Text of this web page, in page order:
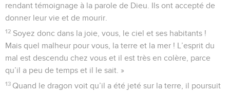
rendant témoignage à la parole de Dieu. Ils ont accepté de
donner leur vie et de mourir.
12 Soyez donc dans la joie, vous, le ciel et ses habitants !
Mais quel malheur pour vous, la terre et la mer ! L’esprit du
mal est descendu chez vous et il est très en colère, parce
qu’il a peu de temps et il le sait. »
13 Quand le dragon voit qu’il a été jeté sur la terre, il poursuit